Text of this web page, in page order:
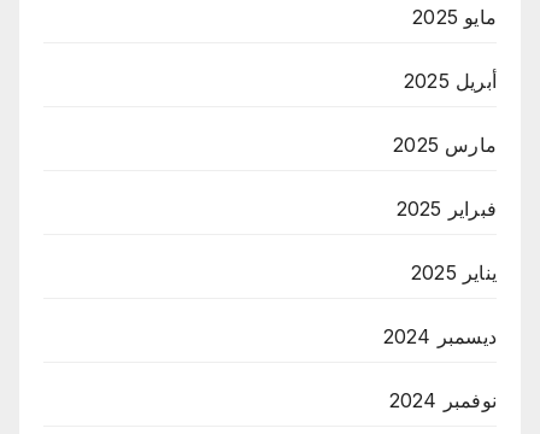
مايو 2025
أبريل 2025
مارس 2025
فبراير 2025
يناير 2025
ديسمبر 2024
نوفمبر 2024